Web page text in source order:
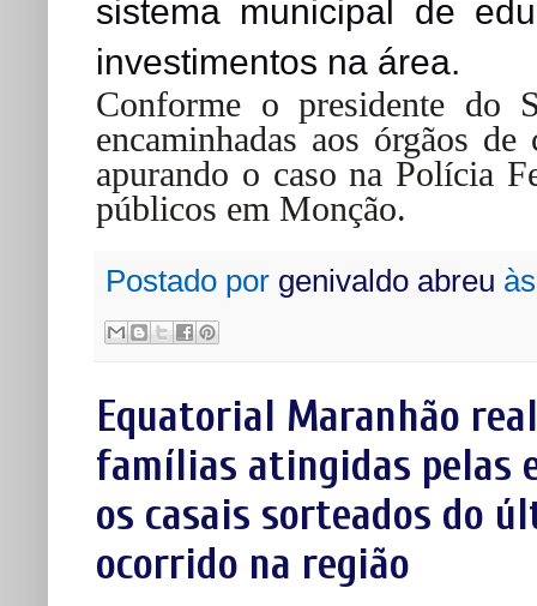
sistema municipal de
investimentos na área.
Conforme o presidente do
encaminhadas aos órgãos
apurando o caso na Polícia
públicos em Monção.
Postado por genivaldo abreu
Equatorial Maranhão
famílias atingidas pelas
os casais sorteados do
ocorrido na região